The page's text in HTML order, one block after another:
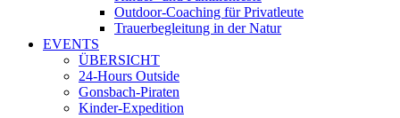
Outdoor-Coaching für Privatleute
Trauerbegleitung in der Natur
EVENTS
ÜBERSICHT
24-Hours Outside
Gonsbach-Piraten
Kinder-Expedition